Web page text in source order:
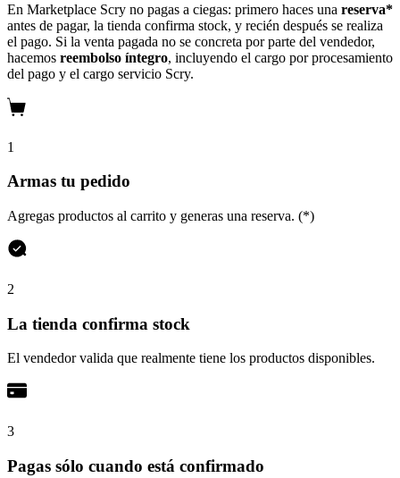
En Marketplace Scry no pagas a ciegas: primero haces una reserva*
antes de pagar, la tienda confirma stock, y recién después se realiza
el pago. Si la venta pagada no se concreta por parte del vendedor,
hacemos reembolso íntegro, incluyendo el cargo por procesamiento
del pago y el cargo servicio Scry.
1
Armas tu pedido
Agregas productos al carrito y generas una reserva. (*)
2
La tienda confirma stock
El vendedor valida que realmente tiene los productos disponibles.
3
Pagas sólo cuando está confirmado